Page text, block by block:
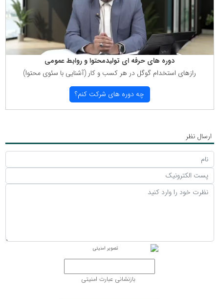
دوره های حرفه ای تولیدمحتوا و روابط عمومی
رازهای استخدام گوگل در هر كسب و كار (آشنایی با سئوی محتوا)
چه دوره های شركت كنم؟
ارسال نظر
بازنشانی عبارت امنیتی